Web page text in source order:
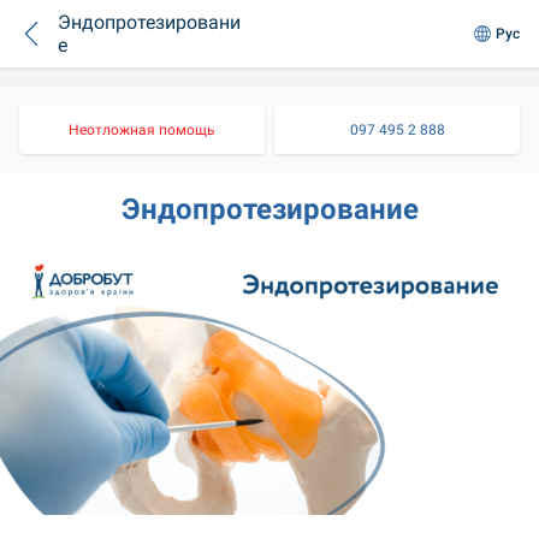
Эндопротезировани
е
Рус
Неотложная помощь 097 495 2 888
Эндопротезирование